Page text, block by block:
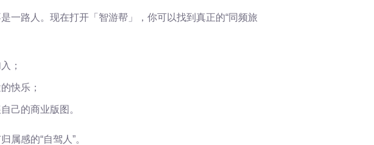
一路人。现在打开「智游帮」，你可以找到真正的“同频旅
；
快乐；
己的商业版图。
属感的“自驾人”。